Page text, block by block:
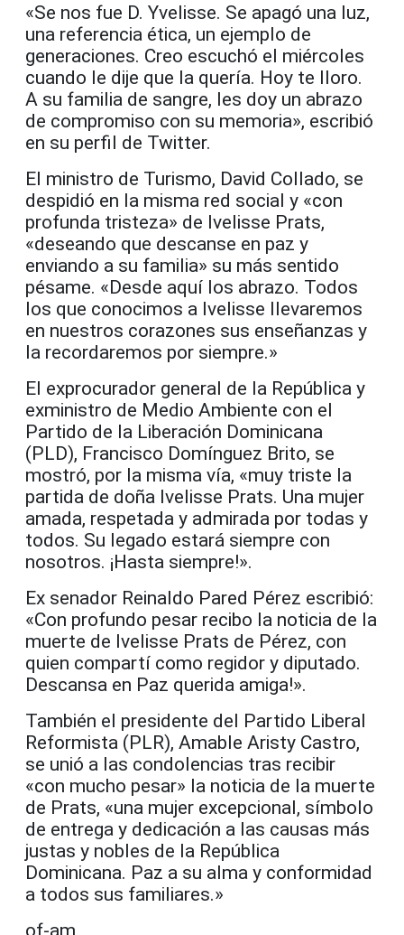
«Se nos fue D. Yvelisse. Se apagó una luz,
una referencia ética, un ejemplo de
generaciones. Creo escuchó el miércoles
cuando le dije que la quería. Hoy te lloro.
A su familia de sangre, les doy un abrazo
de compromiso con su memoria», escribió
en su perfil de Twitter.
El ministro de Turismo, David Collado, se
despidió en la misma red social y «con
profunda tristeza» de Ivelisse Prats,
«deseando que descanse en paz y
enviando a su familia» su más sentido
pésame. «Desde aquí los abrazo. Todos
los que conocimos a Ivelisse llevaremos
en nuestros corazones sus enseñanzas y
la recordaremos por siempre.»
El exprocurador general de la República y
exministro de Medio Ambiente con el
Partido de la Liberación Dominicana
(PLD), Francisco Domínguez Brito, se
mostró, por la misma vía, «muy triste la
partida de doña Ivelisse Prats. Una mujer
amada, respetada y admirada por todas y
todos. Su legado estará siempre con
nosotros. ¡Hasta siempre!».
Ex senador Reinaldo Pared Pérez escribió:
«Con profundo pesar recibo la noticia de la
muerte de Ivelisse Prats de Pérez, con
quien compartí como regidor y diputado.
Descansa en Paz querida amiga!».
También el presidente del Partido Liberal
Reformista (PLR), Amable Aristy Castro,
se unió a las condolencias tras recibir
«con mucho pesar» la noticia de la muerte
de Prats, «una mujer excepcional, símbolo
de entrega y dedicación a las causas más
justas y nobles de la República
Dominicana. Paz a su alma y conformidad
a todos sus familiares.»
of-am